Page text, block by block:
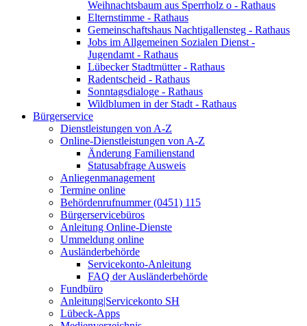
Weihnachtsbaum aus Sperrholz o - Rathaus
Elternstimme - Rathaus
Gemeinschaftshaus Nachtigallensteg - Rathaus
Jobs im Allgemeinen Sozialen Dienst -
Jugendamt - Rathaus
Lübecker Stadtmütter - Rathaus
Radentscheid - Rathaus
Sonntagsdialoge - Rathaus
Wildblumen in der Stadt - Rathaus
Bürgerservice
Dienstleistungen von A-Z
Online-Dienstleistungen von A-Z
Änderung Familienstand
Statusabfrage Ausweis
Anliegenmanagement
Termine online
Behördenrufnummer (0451) 115
Bürgerservicebüros
Anleitung Online-Dienste
Ummeldung online
Ausländerbehörde
Servicekonto-Anleitung
FAQ der Ausländerbehörde
Fundbüro
Anleitung|Servicekonto SH
Lübeck-Apps